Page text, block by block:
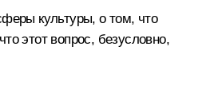
культуры, о том, что
этот вопрос, безусловно,